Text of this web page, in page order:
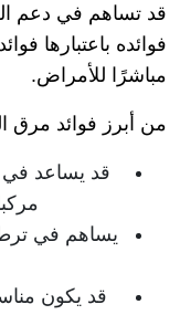
قد تساهم في دعم
فوائده باعتبارها
مباشرًا للأمراض.
من أبرز فوائد مرق
قد يساعد في
يساهم في
قد يكون